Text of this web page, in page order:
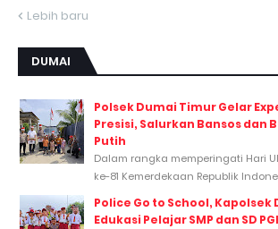
Lebih baru
DUMAI
Polsek Dumai Timur Gelar
Presisi, Salurkan Bansos dan
Putih
Dalam rangka memperingati Hari
ke-81 Kemerdekaan Republik
Police Go to School,
Edukasi Pelajar SMP dan SD